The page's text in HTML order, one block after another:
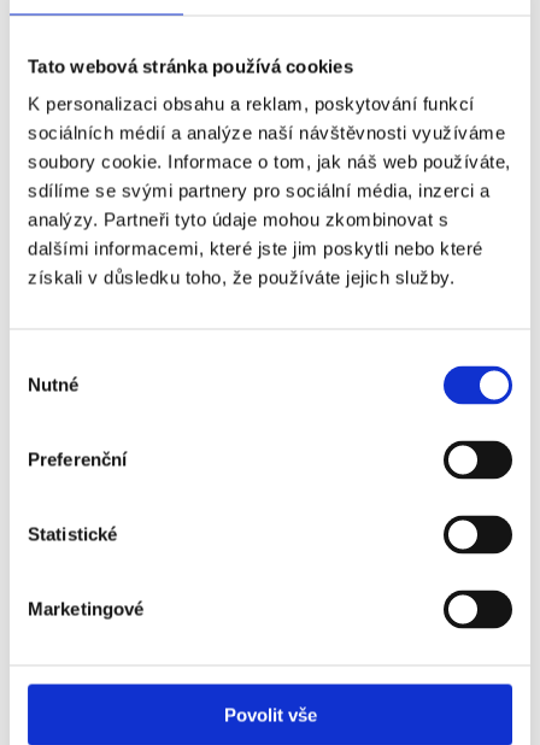
Tato webová stránka používá cookies
K personalizaci obsahu a reklam, poskytování funkcí
sociálních médií a analýze naší návštěvnosti využíváme
soubory cookie. Informace o tom, jak náš web používáte,
sdílíme se svými partnery pro sociální média, inzerci a
analýzy. Partneři tyto údaje mohou zkombinovat s
dalšími informacemi, které jste jim poskytli nebo které
získali v důsledku toho, že používáte jejich služby.
souhlasu
Nutné
Preferenční
Statistické
Marketingové
Povolit vše
Příplatky za vstupenky vyšší kategorie
Název Příplatek
Houston Texans -
Jacksonville Jaguars -
Sektor 224
+1 570 Kč
Popis vstupenek ↓
Vstupenka VIP Sideline (sektor 101) obsahuje:
Vstupenka VIP MVP obsahuje: